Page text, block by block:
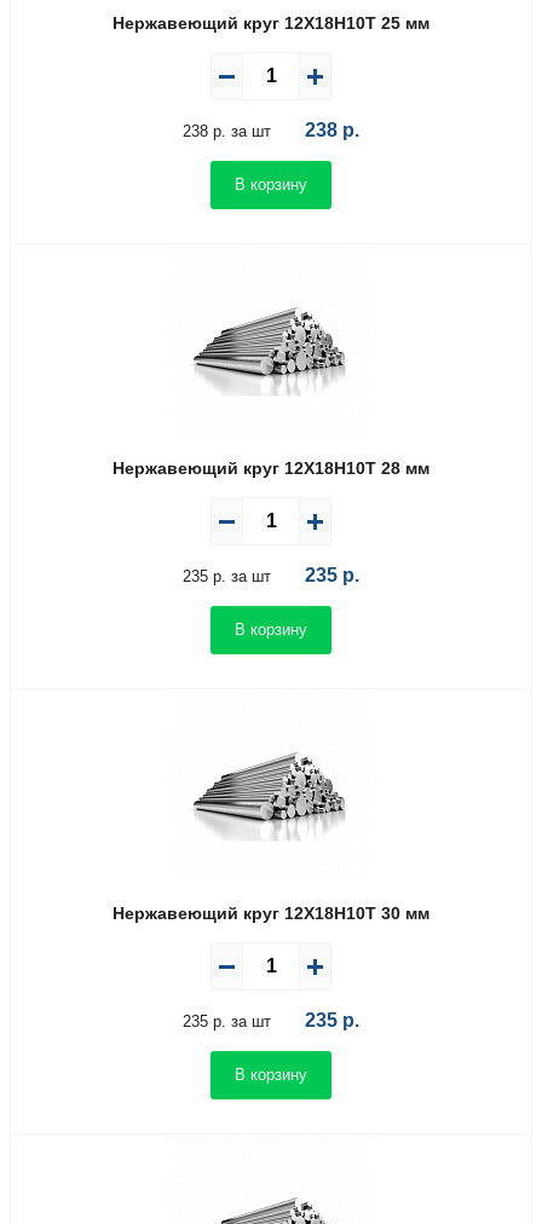
Нержавеющий круг 12Х18Н10Т 25 мм
238 р. за шт 238 р.
В корзину
Нержавеющий круг 12Х18Н10Т 28 мм
235 р. за шт 235 р.
В корзину
Нержавеющий круг 12Х18Н10Т 30 мм
235 р. за шт 235 р.
В корзину